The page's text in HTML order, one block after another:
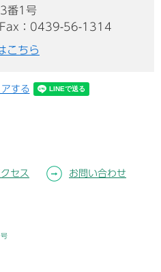
番1号
Fax：0439-56-1314
こちら
する
セス お問い合わせ